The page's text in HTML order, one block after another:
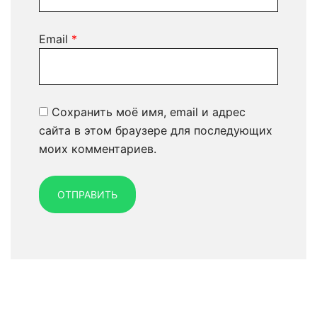
Email *
Сохранить моё имя, email и адрес
сайта в этом браузере для последующих
моих комментариев.